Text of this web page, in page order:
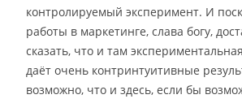
контролируемый эксперимент. И
работы в маркетинге, слава богу,
сказать, что и там
даёт очень контринтуитивные
возможно, что и здесь, если бы